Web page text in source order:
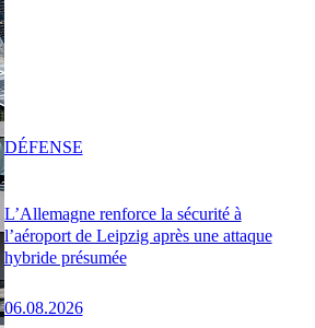
L’Allemagne renforce la sécurité à
l’aéroport de Leipzig après une attaque
hybride présumée
06.08.2026
DÉFENSE